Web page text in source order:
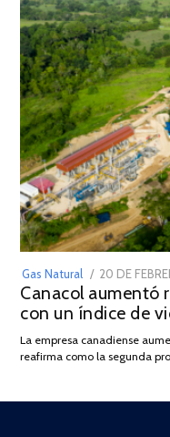
Gas Natural
POSTED
ON
20 DE
Canacol aumentó
con un índice de
La empresa canadiense
reafirma como la segunda